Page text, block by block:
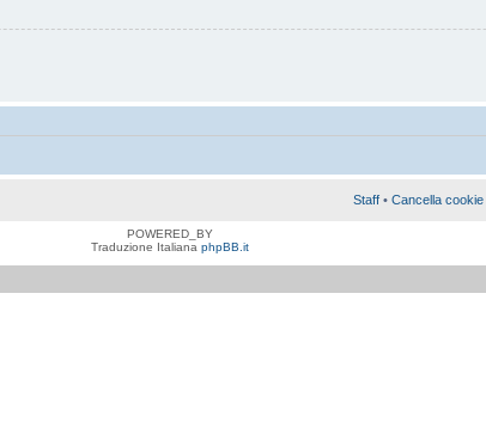
Staff • Cancella cookie
POWERED_BY
Traduzione Italiana phpBB.it